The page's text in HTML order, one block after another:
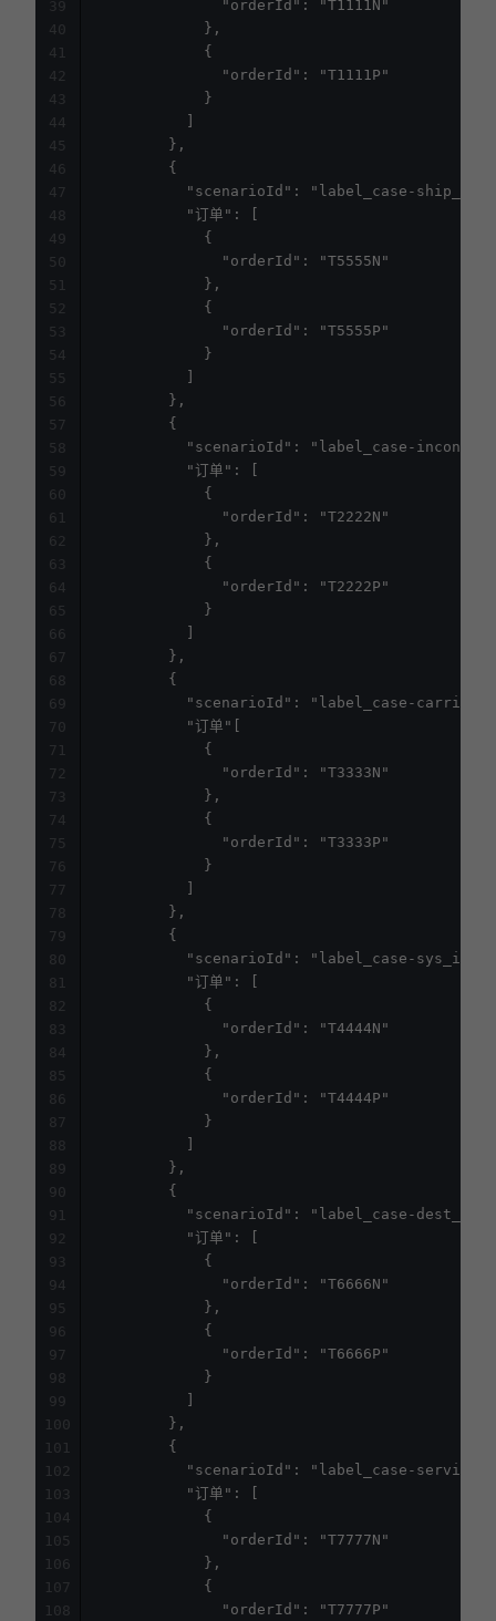
              "orderId": "T1111N"
            },
            {
              "orderId": "T1111P"
            }
        },
        {
"scenarioId": "label_case-
          "订单": [
            {
              "orderId": "T5555N"
            },
            {
              "orderId": "T5555P"
            }
        },
        {
"scenarioId": "label_case-
          "订单": [
            {
              "orderId": "T2222N"
            },
            {
              "orderId": "T2222P"
            }
        },
        {
"scenarioId": "label_case-
          "订单"[
            {
              "orderId": "T3333N"
            },
            {
              "orderId": "T3333P"
            }
        },
        {
"scenarioId": "label_case-
          "订单": [
            {
              "orderId": "T4444N"
            },
            {
              "orderId": "T4444P"
            }
        },
        {
"scenarioId": "label_case-
          "订单": [
            {
              "orderId": "T6666N"
            },
            {
              "orderId": "T6666P"
            }
        },
        {
"scenarioId": "label_case-
          "订单": [
            {
              "orderId": "T7777N"
            },
            {
              "orderId": "T7777P"
39
40
41
42
43
44
45
46
47
48
49
50
51
52
53
54
55
56
57
58
59
60
61
62
63
64
65
66
67
68
69
70
71
72
73
74
75
76
77
78
79
80
81
82
83
84
85
86
87
88
89
90
91
92
93
94
95
96
97
98
99
100
101
102
103
104
105
106
107
108